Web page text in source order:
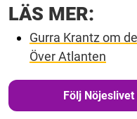
LÄS MER:
Gurra Krantz om
Över Atlanten
Följ